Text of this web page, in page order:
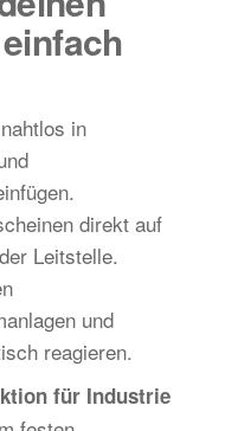
in
direkt auf
Leitstelle.
und
reagieren.
für Industrie